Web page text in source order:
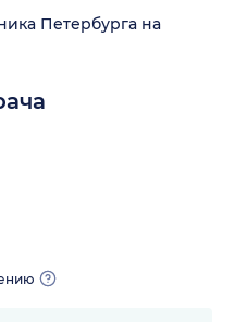
Петербурга на